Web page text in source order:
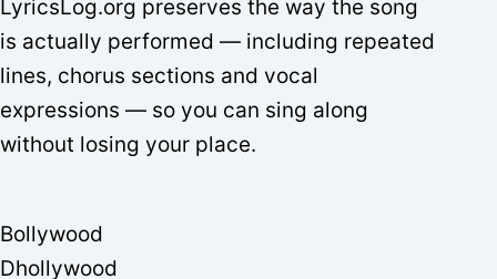
LyricsLog.org preserves the way the song
is actually performed — including repeated
lines, chorus sections and vocal
expressions — so you can sing along
without losing your place.
Bollywood
Dhollywood